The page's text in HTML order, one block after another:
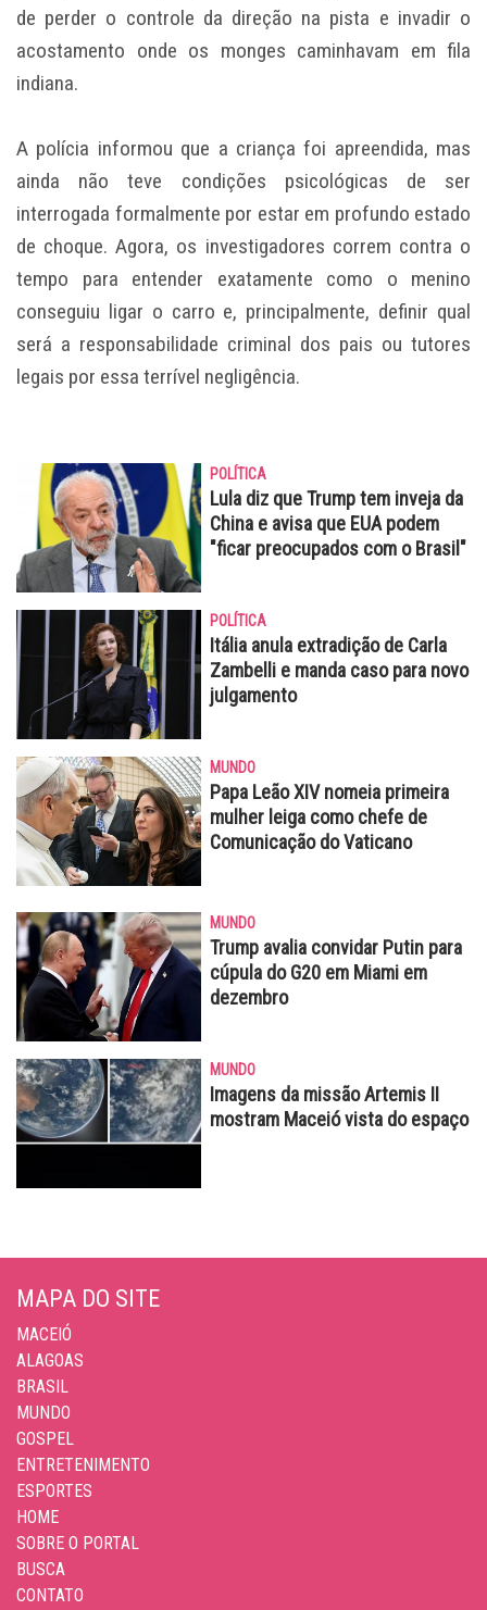
de perder o controle da direção na pista e invadir o
acostamento onde os monges caminhavam em fila
indiana.
A polícia informou que a criança foi apreendida, mas
ainda não teve condições psicológicas de ser
interrogada formalmente por estar em profundo estado
de choque. Agora, os investigadores correm contra o
tempo para entender exatamente como o menino
conseguiu ligar o carro e, principalmente, definir qual
será a responsabilidade criminal dos pais ou tutores
legais por essa terrível negligência.
POLÍTICA
Lula diz que Trump tem inveja da
China e avisa que EUA podem
"ficar preocupados com o Brasil"
POLÍTICA
Itália anula extradição de Carla
Zambelli e manda caso para novo
julgamento
MUNDO
Papa Leão XIV nomeia primeira
mulher leiga como chefe de
Comunicação do Vaticano
MUNDO
Trump avalia convidar Putin para
cúpula do G20 em Miami em
dezembro
MUNDO
Imagens da missão Artemis II
mostram Maceió vista do espaço
MAPA DO SITE
MACEIÓ
ALAGOAS
BRASIL
MUNDO
GOSPEL
ENTRETENIMENTO
ESPORTES
HOME
SOBRE O PORTAL
BUSCA
CONTATO